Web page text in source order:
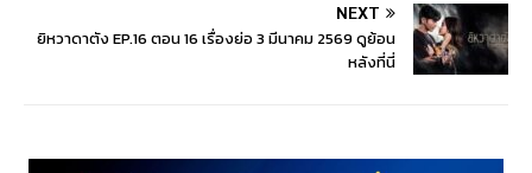
NEXT
ยิหวาดาตัง EP.16 ตอน 16 เรื่องย่อ 3 มีนาคม 2569 ดูย้อน
หลังที่นี่